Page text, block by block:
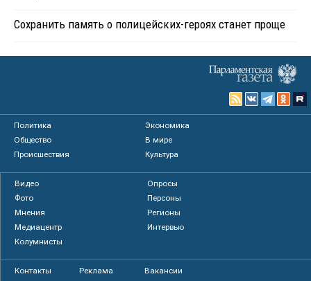
Сохранить память о полицейских-героях станет проще
Политика
Экономика
Общество
В мире
Происшествия
Культура
Видео
Опросы
Фото
Персоны
Мнения
Регионы
Медиацентр
Интервью
Колумнисты
Контакты Реклама Вакансии